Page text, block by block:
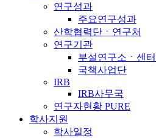
연구성과
주요연구성과
산학협력단ㆍ연구처
연구기관
부설연구소ㆍ센터
국책사업단
IRB
IRB사무국
연구자현황 PURE
학사지원
학사일정